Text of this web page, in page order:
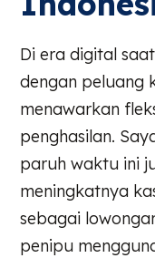
Di era digital
dengan peluang
menawarkan
penghasilan.
paruh waktu ini
meningkatnya
sebagai
penipu